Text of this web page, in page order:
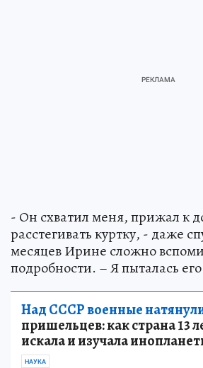
- Он схватил меня, прижал к
расстегивать куртку, - даже
месяцев Ирине сложно
подробности. – Я пыталась
Над СССР военные
пришельцев: как страна 13
искала и изучала
НАУКА